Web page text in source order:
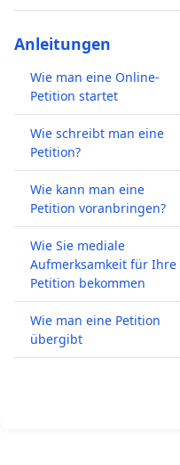
Anleitungen
Wie man eine Online-
Petition startet
Wie schreibt man eine
Petition?
Wie kann man eine
Petition voranbringen?
Wie Sie mediale
Aufmerksamkeit für Ihre
Petition bekommen
Wie man eine Petition
übergibt